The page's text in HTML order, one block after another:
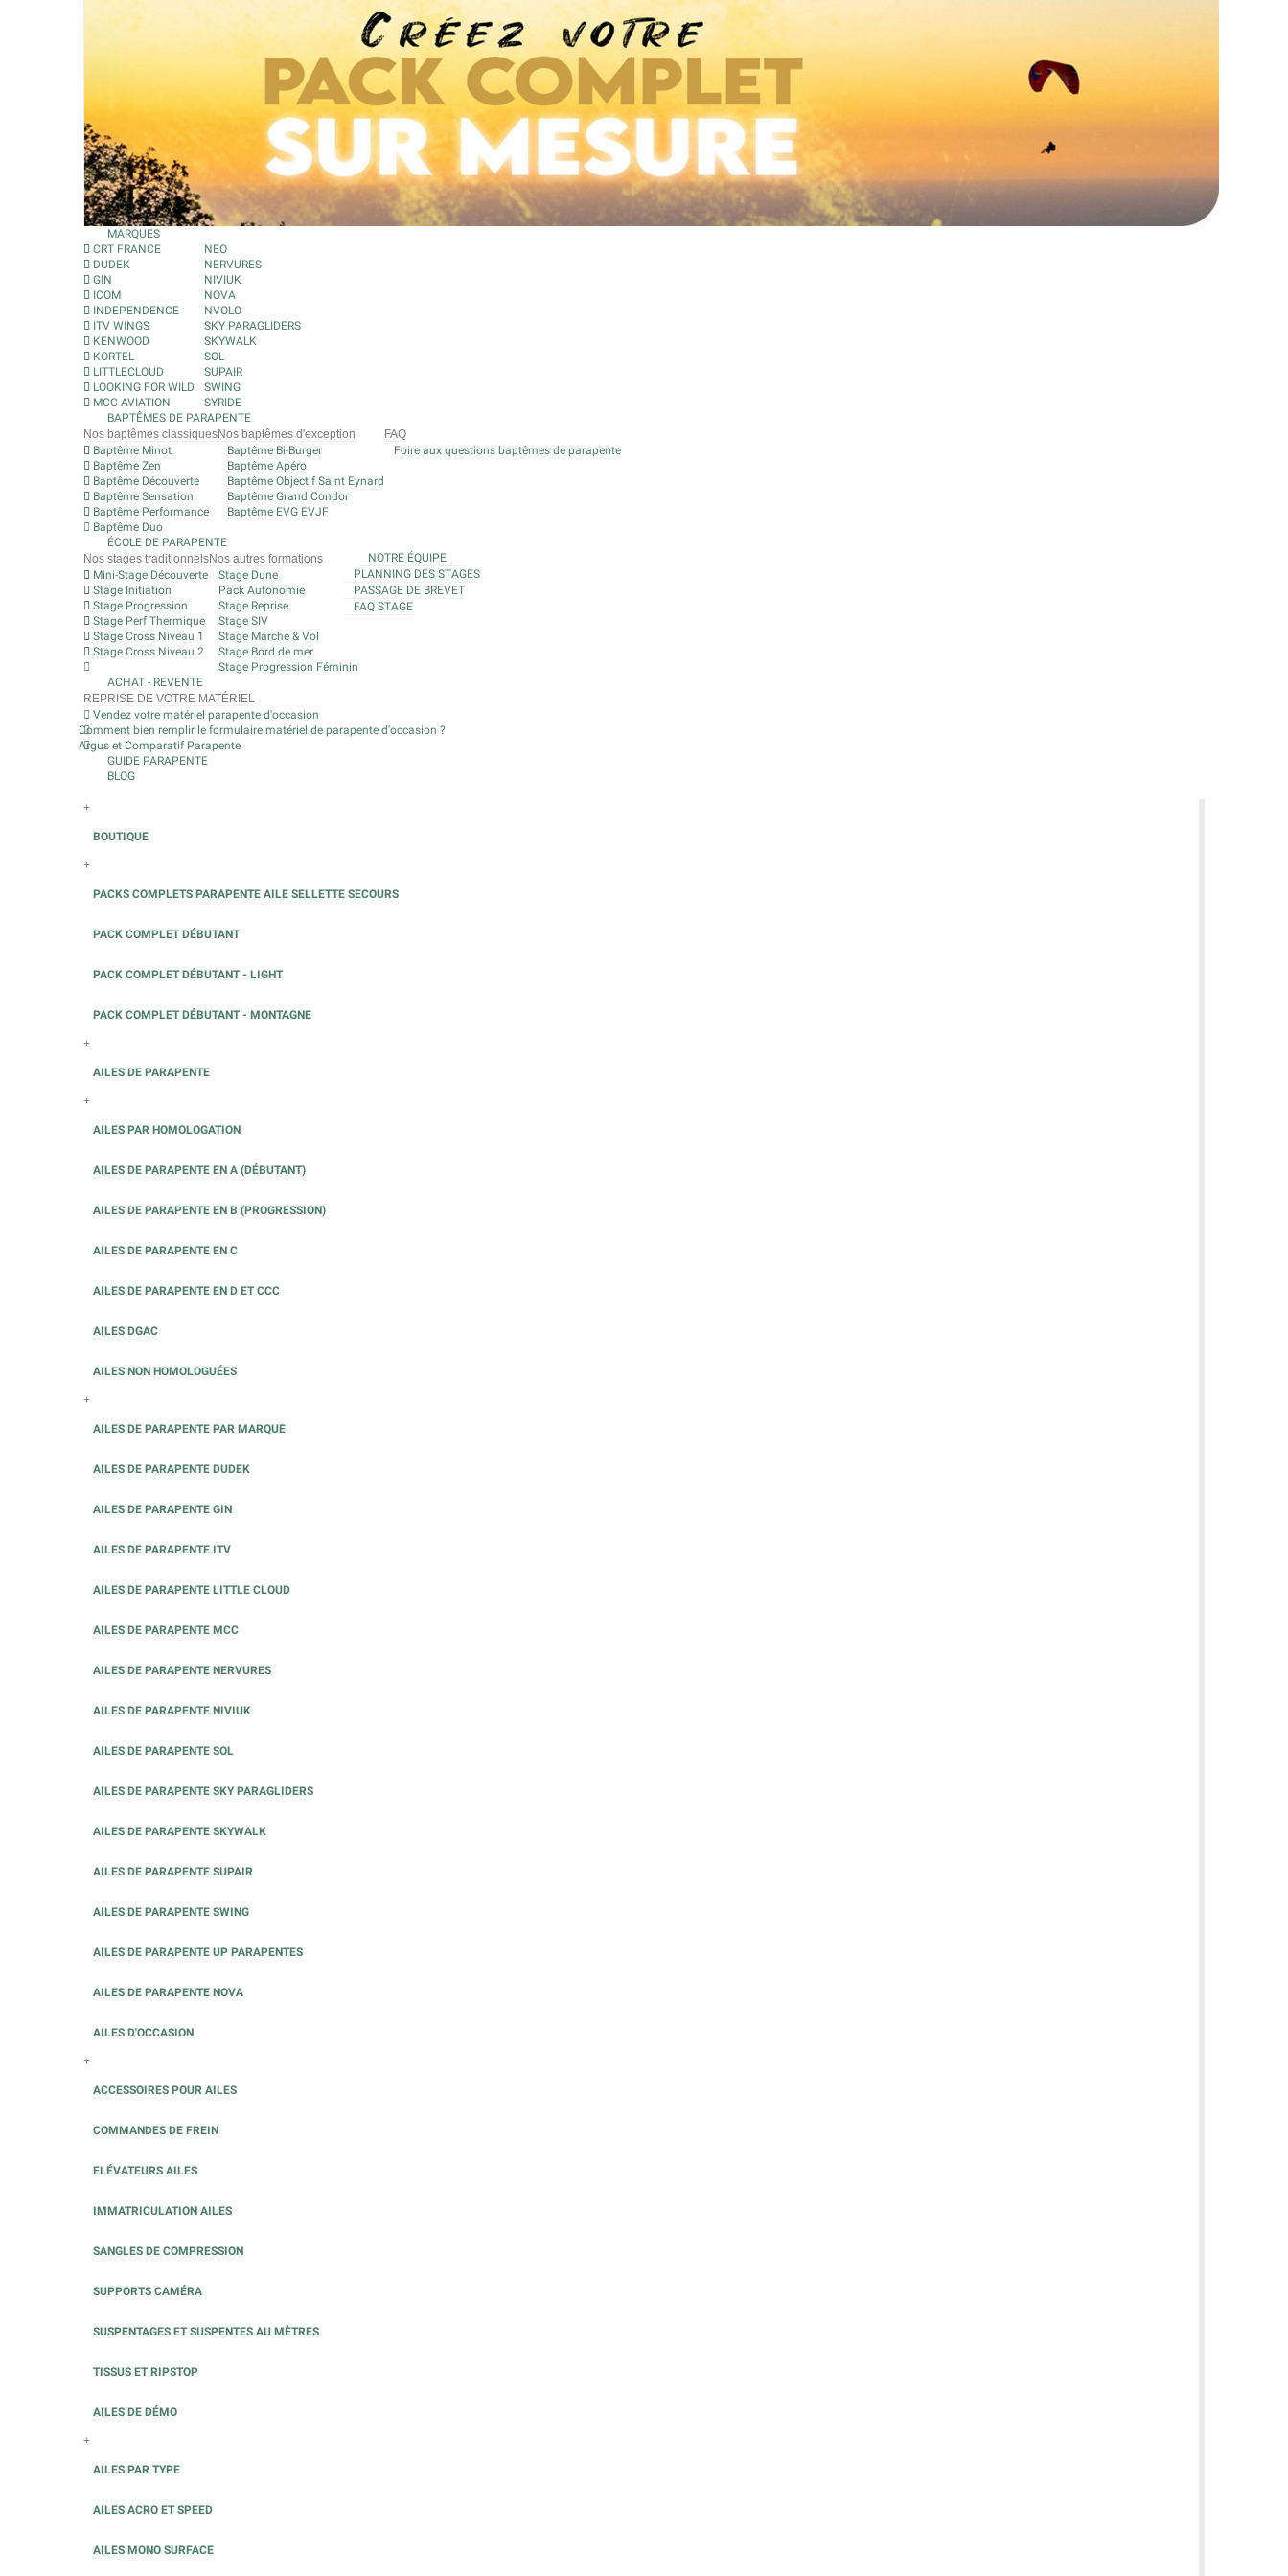
MARQUES
CRT FRANCE
DUDEK
GIN
ICOM
INDEPENDENCE
ITV WINGS
KENWOOD
KORTEL
LITTLECLOUD
LOOKING FOR WILD
MCC AVIATION
NEO
NERVURES
NIVIUK
NOVA
NVOLO
SKY PARAGLIDERS
SKYWALK
SOL
SUPAIR
SWING
SYRIDE
BAPTÊMES DE PARAPENTE
Nos baptêmes classiques
Baptême Minot
Baptême Zen
Baptême Découverte
Baptême Sensation
Baptême Performance
Baptême Duo
Nos baptêmes d'exception
Baptême Bi-Burger
Baptême Apéro
Baptême Objectif Saint Eynard
Baptême Grand Condor
Baptême EVG EVJF
FAQ
Foire aux questions baptêmes de parapente
ÉCOLE DE PARAPENTE
Nos stages traditionnels
Mini-Stage Découverte
Stage Initiation
Stage Progression
Stage Perf Thermique
Stage Cross Niveau 1
Stage Cross Niveau 2
Nos autres formations
Stage Dune
Pack Autonomie
Stage Reprise
Stage SIV
Stage Marche & Vol
Stage Bord de mer
Stage Progression Féminin
NOTRE ÉQUIPE
PLANNING DES STAGES
PASSAGE DE BREVET
FAQ STAGE
ACHAT - REVENTE
REPRISE DE VOTRE MATÉRIEL
Vendez votre matériel parapente d'occasion
Comment bien remplir le formulaire matériel de parapente d'occasion ?
Argus et Comparatif Parapente
GUIDE PARAPENTE
BLOG
+
BOUTIQUE
+
PACKS COMPLETS PARAPENTE AILE SELLETTE SECOURS
PACK COMPLET DÉBUTANT
PACK COMPLET DÉBUTANT - LIGHT
PACK COMPLET DÉBUTANT - MONTAGNE
+
AILES DE PARAPENTE
+
AILES PAR HOMOLOGATION
AILES DE PARAPENTE EN A (DÉBUTANT)
AILES DE PARAPENTE EN B (PROGRESSION)
AILES DE PARAPENTE EN C
AILES DE PARAPENTE EN D ET CCC
AILES DGAC
AILES NON HOMOLOGUÉES
+
AILES DE PARAPENTE PAR MARQUE
AILES DE PARAPENTE DUDEK
AILES DE PARAPENTE GIN
AILES DE PARAPENTE ITV
AILES DE PARAPENTE LITTLE CLOUD
AILES DE PARAPENTE MCC
AILES DE PARAPENTE NERVURES
AILES DE PARAPENTE NIVIUK
AILES DE PARAPENTE SOL
AILES DE PARAPENTE SKY PARAGLIDERS
AILES DE PARAPENTE SKYWALK
AILES DE PARAPENTE SUPAIR
AILES DE PARAPENTE SWING
AILES DE PARAPENTE UP PARAPENTES
AILES DE PARAPENTE NOVA
AILES D'OCCASION
+
ACCESSOIRES POUR AILES
COMMANDES DE FREIN
ELÉVATEURS AILES
IMMATRICULATION AILES
SANGLES DE COMPRESSION
SUPPORTS CAMÉRA
SUSPENTAGES ET SUSPENTES AU MÈTRES
TISSUS ET RIPSTOP
AILES DE DÉMO
+
AILES PAR TYPE
AILES ACRO ET SPEED
AILES MONO SURFACE